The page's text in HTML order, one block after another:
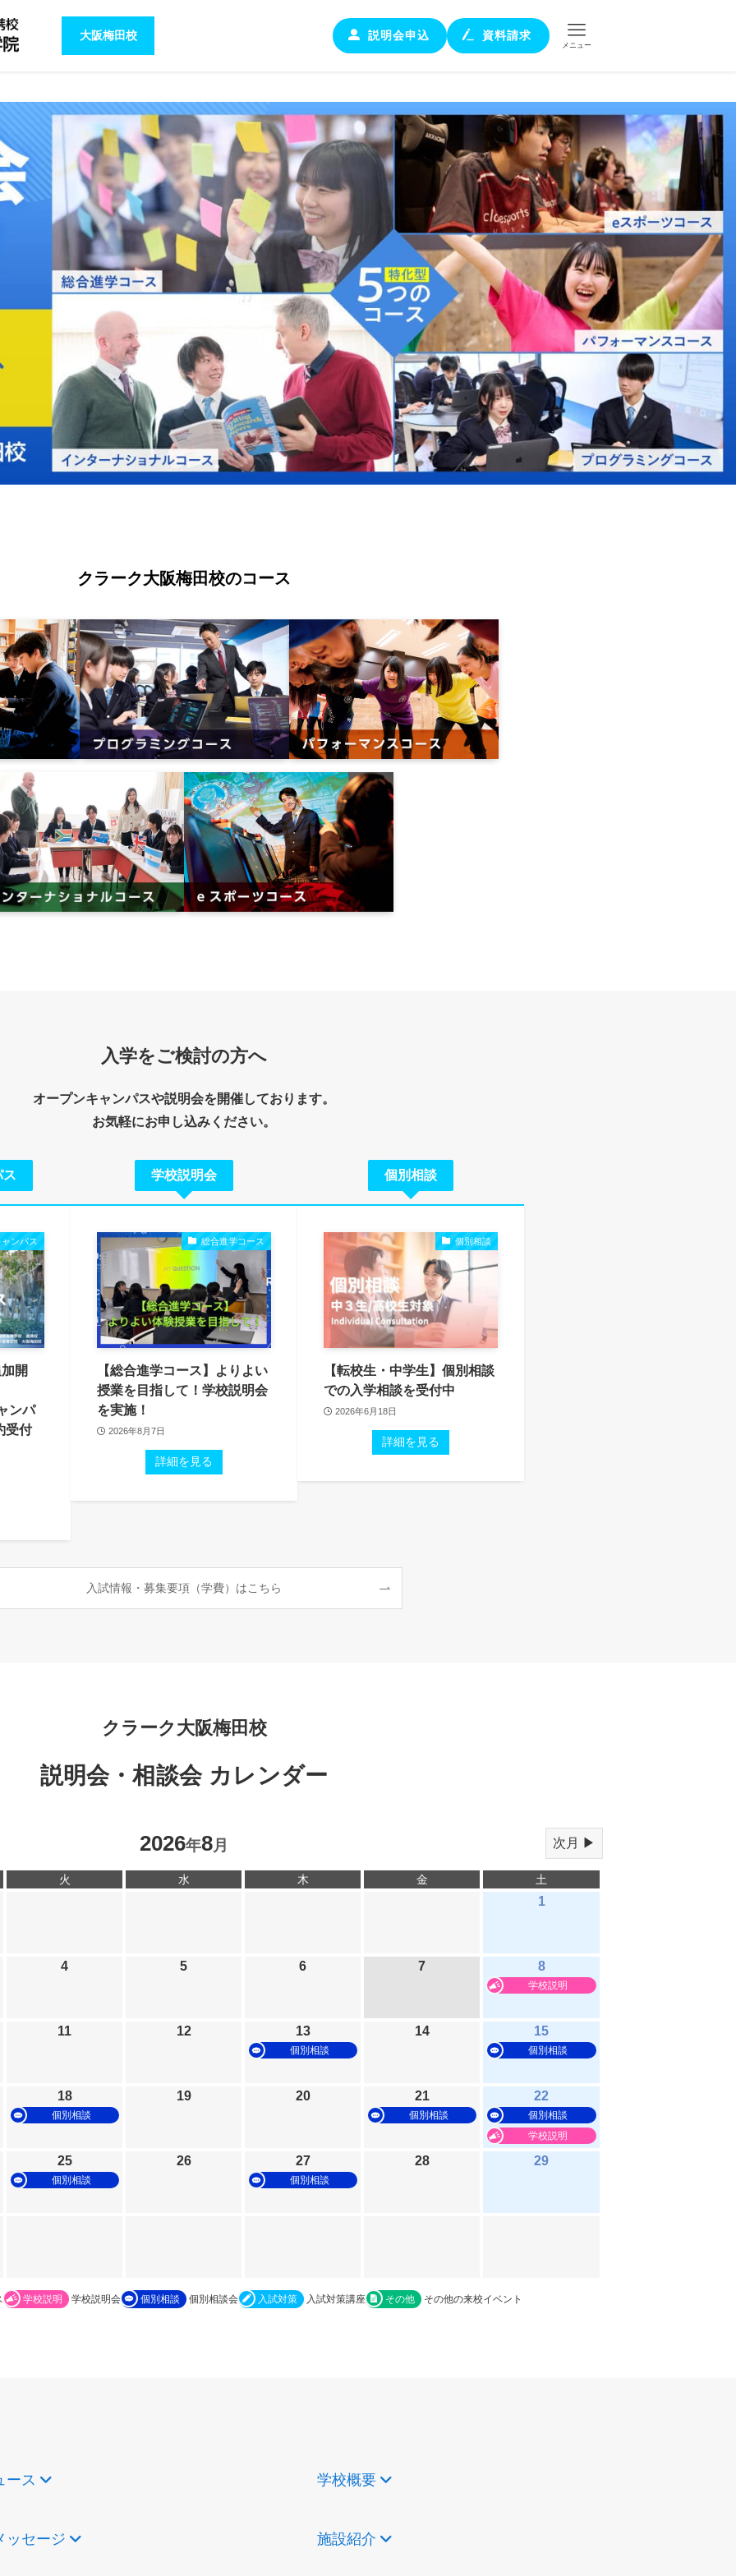
大阪梅田校 説明会申込 資料請求
メニュー
クラーク大阪梅田校のコース
入学をご検討の方へ
オープンキャンパスや説明会を開催しております。
お気軽にお申し込みください。
ス
ンパス
開
ンパ
受付
学校説明会
総合進学コース
【総合進学コース】よりよい
授業を目指して！学校説明会
を実施！
2026年8月7日
詳細を見る
個別相談
個別相談
【転校生・中学生】個別相談
での入学相談を受付中
2026年6月18日
詳細を見る
入試情報・募集要項（学費）はこちら
クラーク大阪梅田校
説明会・相談会 カレンダー
2026年8月 次月 ▶
火 水 木 金 土
1
4 5 6 7 8
学校説明
11 12 13
個別相談
14 15
個別相談
18
個別相談
19 20 21
個別相談
22
個別相談
学校説明
25
個別相談
26 27
個別相談
28 29
学校説明 学校説明会 個別相談 個別相談会 入試対策 入試対策講座 その他 その他の来校イベント
ース 学校概要
ッセージ 施設紹介